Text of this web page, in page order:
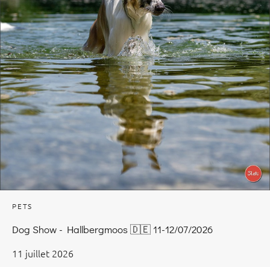
PETS
Dog Show - Hallbergmoos 🇩🇪 11-12/07/2026
11 juillet 2026